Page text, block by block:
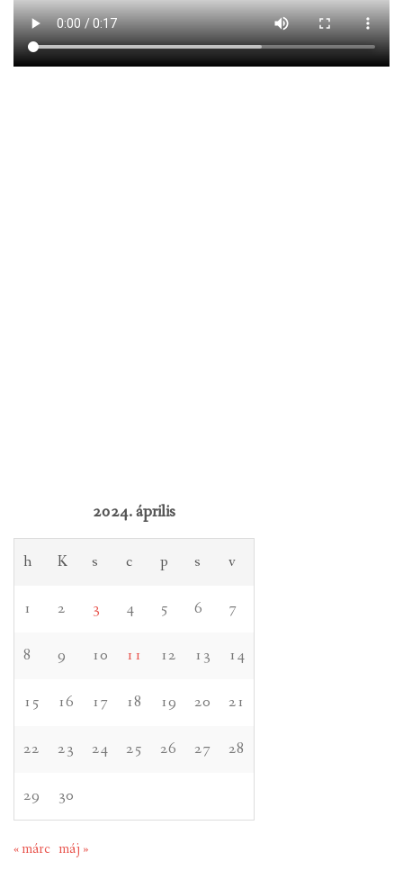
2024. április
h K s c p s v
1 2 3 4 5 6 7
8 9 10 11 12 13 14
15 16 17 18 19 20 21
22 23 24 25 26 27 28
29 30
« márc máj »